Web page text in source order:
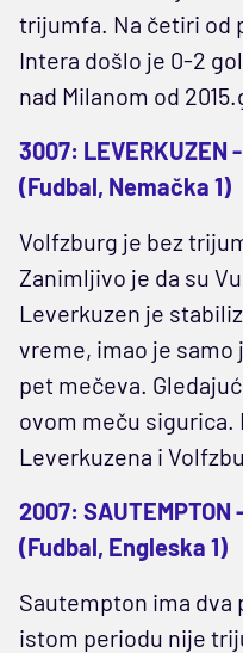
trijumfa. Na četiri od
Intera došlo je 0-2
nad Milanom od
3007: LEVERKUZEN
(Fudbal, Nemačka 1)
Volfzburg je bez
Zanimljivo je da su
Leverkuzen je
vreme, imao je samo
pet mečeva.
ovom meču sigurica.
Leverkuzena i
2007: SAUTEMPTON
(Fudbal, Engleska 1)
Sautempton ima dva
istom periodu nije